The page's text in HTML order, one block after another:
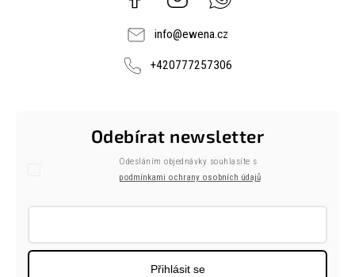
info@ewena.cz
+420777257306
Odebírat newsletter
Odesláním objednávky souhlasíte s
podmínkami ochrany osobních údajů
Přihlásit se